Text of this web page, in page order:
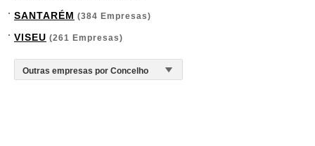
SANTARÉM (384 Empresas)
VISEU (261 Empresas)